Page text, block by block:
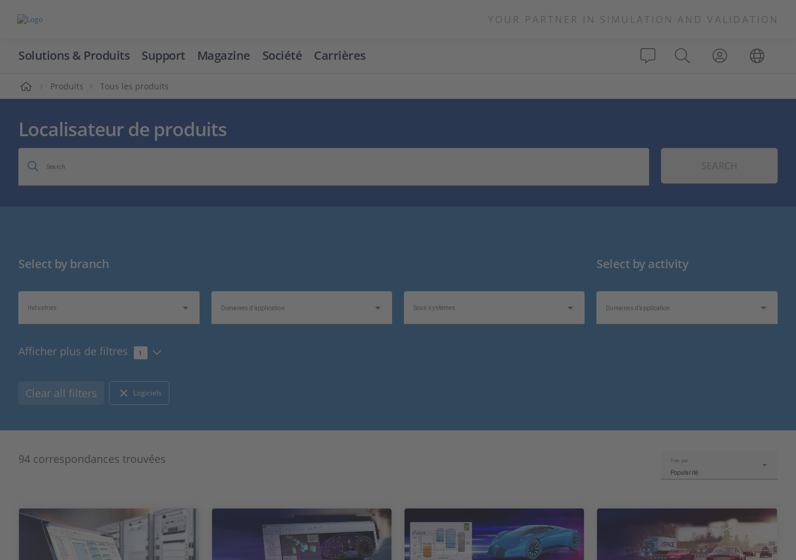
YOUR PARTNER IN SIMULATION AND VALIDATION
Solutions & Produits Support Magazine Société Carrières
Produits Tous les produits
Localisateur de produits
Search
Select by branch
Industries Domaines d’application Sous-systèmes
Select by activity
Domaines d’application
Afficher plus de filtres 1
Clear all filters Logiciels
94 correspondances trouvées Trier par
Popularité